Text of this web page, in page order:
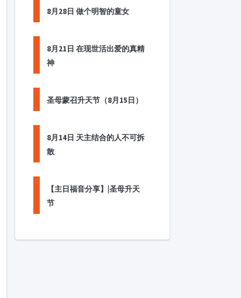
8月28日 做个明智的童女
8月21日 在现世活出爱的真精
神
圣母蒙召升天节（8月15日）
8月14日 天主结合的人不可拆
散
【主日福音分享】|圣母升天
节